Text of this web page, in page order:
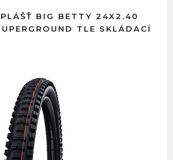
BIG BETTY 24X2.40
TLE SKLÁDACÍ